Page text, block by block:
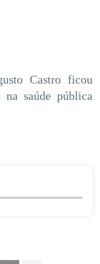
Castro ficou
na saúde pública